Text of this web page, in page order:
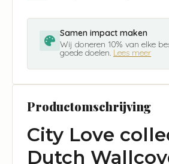
Samen impact maken
Wij doneren 10% van elke
goede doelen. Lees meer
Productomschrijving
City Love
Dutch